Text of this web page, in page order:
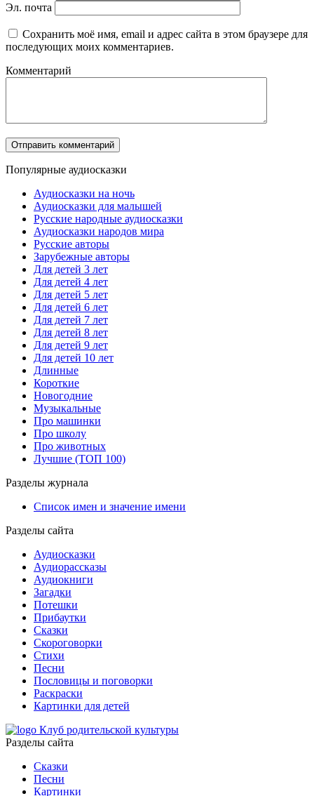
Эл. почта
Сохранить моё имя, email и адрес сайта в этом браузере для
последующих моих комментариев.
Комментарий
Популярные аудиосказки
Аудиосказки на ночь
Аудиосказки для малышей
Русские народные аудиосказки
Аудиосказки народов мира
Русские авторы
Зарубежные авторы
Для детей 3 лет
Для детей 4 лет
Для детей 5 лет
Для детей 6 лет
Для детей 7 лет
Для детей 8 лет
Для детей 9 лет
Для детей 10 лет
Длинные
Короткие
Новогодние
Музыкальные
Про машинки
Про школу
Про животных
Лучшие (ТОП 100)
Разделы журнала
Список имен и значение имени
Разделы сайта
Аудиосказки
Аудиорассказы
Аудиокниги
Загадки
Потешки
Прибаутки
Сказки
Скороговорки
Стихи
Песни
Пословицы и поговорки
Раскраски
Картинки для детей
Клуб родительской культуры
Разделы сайта
Сказки
Песни
Картинки